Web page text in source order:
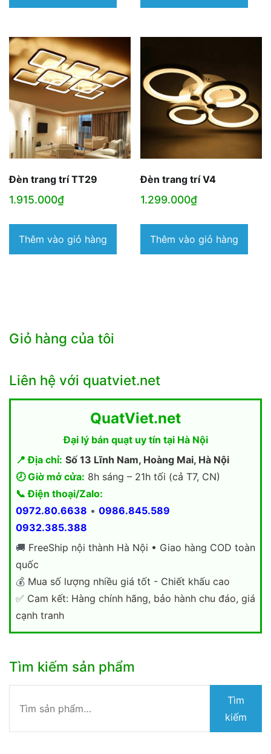
Đèn trang trí TT29
1.915.000₫
Thêm vào giỏ hàng
Đèn trang trí V4
1.299.000₫
Thêm vào giỏ hàng
Giỏ hàng của tôi
Liên hệ với quatviet.net
QuatViet.net
Đại lý bán quạt uy tín tại Hà Nội
📍 Địa chỉ: Số 13 Lĩnh Nam, Hoàng Mai, Hà Nội
🕗 Giờ mở cửa: 8h sáng – 21h tối (cả T7, CN)
📞 Điện thoại/Zalo:
0972.80.6638 • 0986.845.589
0932.385.388
🚚 FreeShip nội thành Hà Nội • Giao hàng COD toàn
quốc
💰 Mua số lượng nhiều giá tốt - Chiết khấu cao
✅ Cam kết: Hàng chính hãng, bảo hành chu đáo, giá
cạnh tranh
Tìm kiếm sản phẩm
kiếm:
Tìm
kiếm